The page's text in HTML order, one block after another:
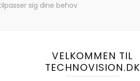
sig dine behov
VELKOMMEN TIL
TECHNOVISION.DK